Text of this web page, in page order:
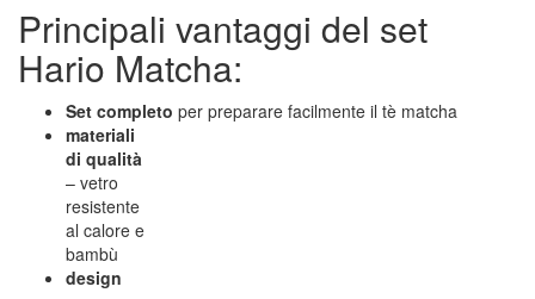
Principali vantaggi del set
Hario Matcha:
Set completo per preparare facilmente il tè matcha
materiali
di qualità
– vetro
resistente
al calore e
bambù
design